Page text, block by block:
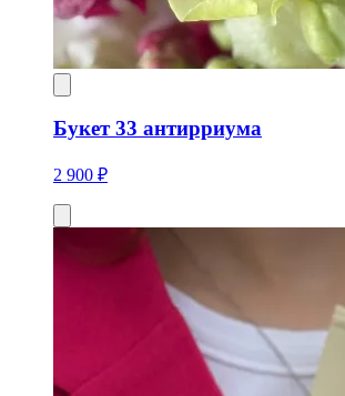
Букет 33 антирриума
2 900 ₽